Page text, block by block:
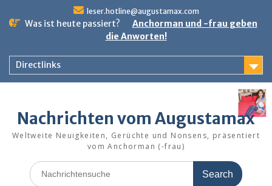
leser.hotline@augustamax.com
Was ist heute passiert?
Anchorman und -frau geben
die Anworten!
Directlinks
Nachrichten vom Augustamax
Weltweite Neuigkeiten, Gerüchte und Nonsens, präsentiert
vom Anchorman (-frau)
Search
for: